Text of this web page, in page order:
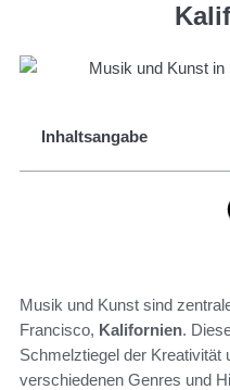
Inhaltsangabe
Musik und Kunst sind
Francisco, Kalifornien.
Schmelztiegel der Kreativität
verschiedenen Genres und